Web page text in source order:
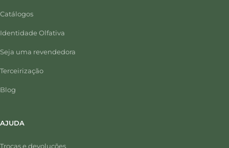
Catálogos
Identidade Olfativa
Seja uma revendedora
Terceirização
Blog
AJUDA
Trocas e devoluções